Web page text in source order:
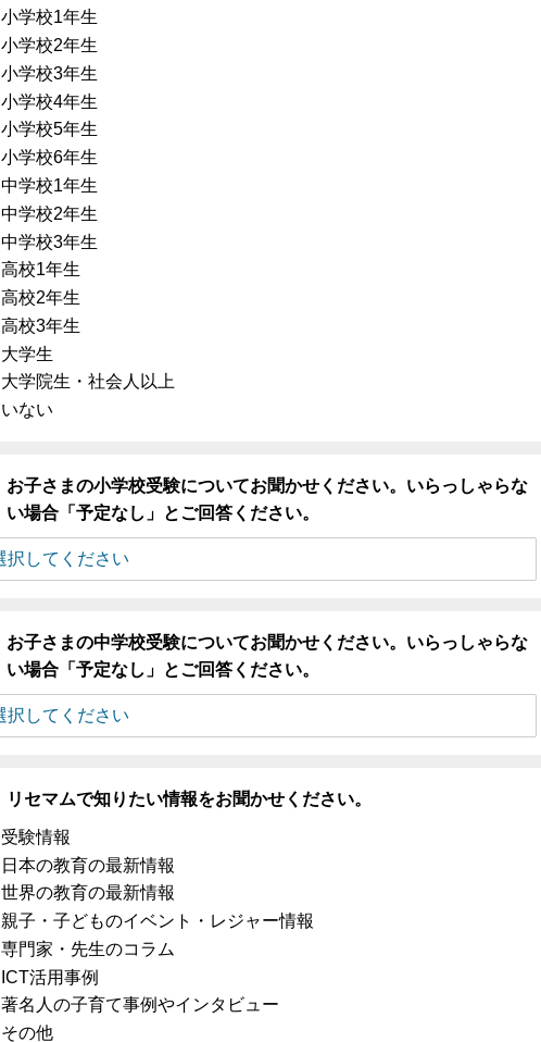
小学校1年生
小学校2年生
小学校3年生
小学校4年生
小学校5年生
小学校6年生
中学校1年生
中学校2年生
中学校3年生
高校1年生
高校2年生
高校3年生
大学生
大学院生・社会人以上
いない
お子さまの小学校受験についてお聞かせください。いらっしゃらな
い場合「予定なし」とご回答ください。
お子さまの中学校受験についてお聞かせください。いらっしゃらな
い場合「予定なし」とご回答ください。
リセマムで知りたい情報をお聞かせください。
受験情報
日本の教育の最新情報
世界の教育の最新情報
親子・子どものイベント・レジャー情報
専門家・先生のコラム
ICT活用事例
著名人の子育て事例やインタビュー
その他